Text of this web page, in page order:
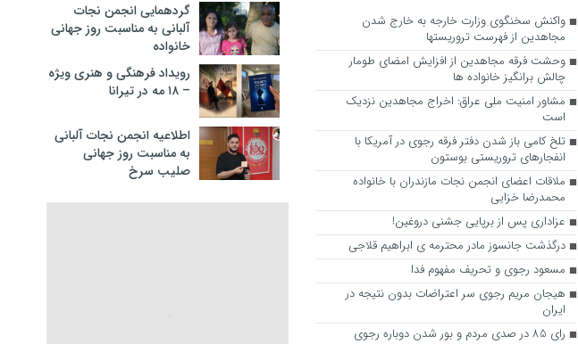
واکنش سخنگوی وزارت خارجه به خارج شدن
مجاهدین از فهرست تروریستها
وحشت فرقه مجاهدین از افزایش امضای طومار
چالش برانگیز خانواده ها
مشاور امنیت ملی عراق: اخراج مجاهدین نزدیک
است
تلخ کامی باز شدن دفتر فرقه رجوی در آمریکا با
انفجارهای تروریستی بوستون
ملاقات اعضای انجمن نجات مازندران با خانواده
محمدرضا خزایی
عزاداری پس از برپایی جشنی دروغین!
درگذشت جانسوز مادر محترمه ی ابراهیم قلاجی
مسعود رجوی و تحریف مفهوم فدا
هیجان مریم رجوی سر اعتراضات بدون نتیجه در
ایران
رای 85 در صدی مردم و بور شدن دوباره رجوی
گردهمایی انجمن نجات
آلبانی به مناسبت روز جهانی
خانواده
رویداد فرهنگی و هنری ویژه
– ۱۸ مه در تیرانا
اطلاعیه انجمن نجات آلبانی
به مناسبت روز جهانی
صلیب سرخ